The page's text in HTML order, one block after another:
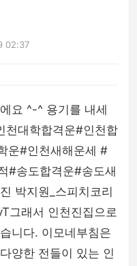
02:37
요 ^-^ 용기를 내세
천대학합격운#인천합
운#인천새해운세 #
#송도합격운#송도새
박지원_스피치코리
그래서 인천진집으로
니다. 이모네부침은
양한 전들이 있는 인